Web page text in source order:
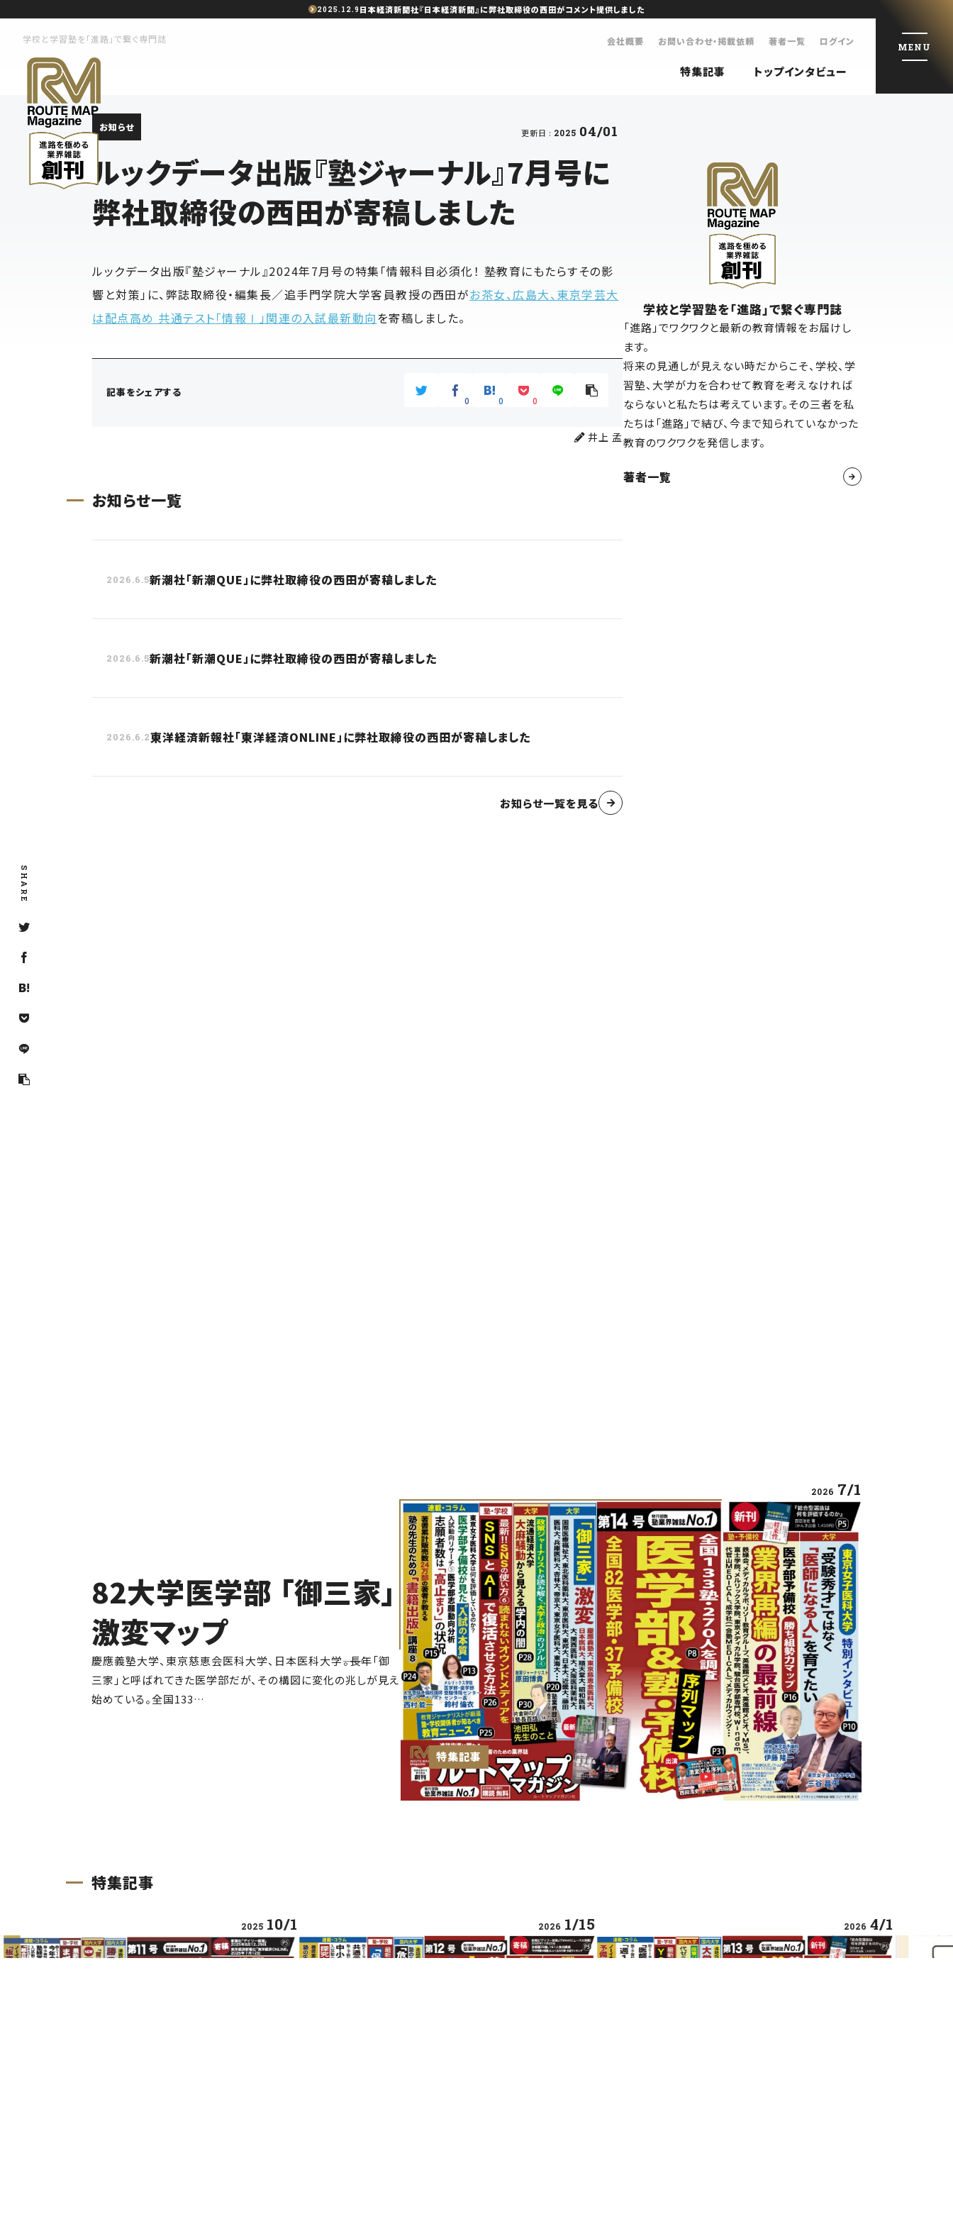
2025.12.9 日本経済新聞社『日本経済新聞』に弊社取締役の西田がコメント提供しました
学校と学習塾を「進路」で繋ぐ専門誌 会社概要 お問い合わせ・掲載依頼 著者一覧 ログイン
特集記事 トップインタビュー
MENU
お知らせ 更新日 : 2025 04/01
ルックデータ出版『塾ジャーナル』7月号に
弊社取締役の西田が寄稿しました
ルックデータ出版『塾ジャーナル』2024年7月号の特集「情報科目必須化！ 塾教育にもたらすその影
響と対策」に、弊誌取締役・編集長／追手門学院大学客員教授の西田がお茶女、広島大、東京学芸大
は配点高め 共通テスト「情報Ⅰ」関連の入試最新動向を寄稿しました。
記事をシェアする
0 0 0
井上 孟
お知らせ一覧
2026.6.5新潮社「新潮QUE」に弊社取締役の西田が寄稿しました
2026.6.5新潮社「新潮QUE」に弊社取締役の西田が寄稿しました
2026.6.2東洋経済新報社「東洋経済ONLINE」に弊社取締役の西田が寄稿しました
お知らせ一覧を見る
学校と学習塾を「進路」で繋ぐ専門誌
「進路」でワクワクと最新の教育情報をお届けし
ます。
将来の見通しが見えない時だからこそ、学校、学
習塾、大学が力を合わせて教育を考えなければ
ならないと私たちは考えています。その三者を私
たちは「進路」で結び、今まで知られていなかった
教育のワクワクを発信します。
著者一覧
2026 7/1
特集記事
82大学医学部 「御三家」
激変マップ
慶應義塾大学、東京慈恵会医科大学、日本医科大学――。長年「御
三家」と呼ばれてきた医学部だが、その構図に変化の兆しが見え
始めている。全国133…
特集記事
2025 10/1 2026 1/15 2026 4/1
学校と学習塾を「進路」で繋ぐ専門誌
特集記事
トップインタビュー
会社概要
お問い合わせ・掲載依頼
著者一覧
ログイン